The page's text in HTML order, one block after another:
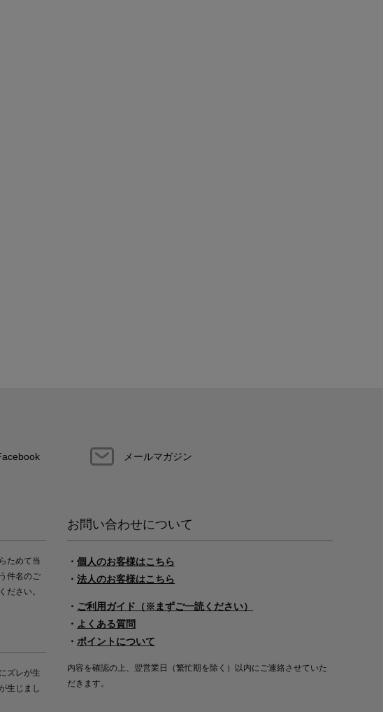
メールマガジン
ためて当
件名のご
ださい。
ズレが生
生じまし
お問い合わせについて
・ 個人のお客様はこちら
・ 法人のお客様はこちら
・ ご利用ガイド（※まずご一読ください）
・ よくある質問
・ ポイントについて
内容を確認の上、翌営業日（繁忙期を除く）以内にご連絡させていた
だきます。